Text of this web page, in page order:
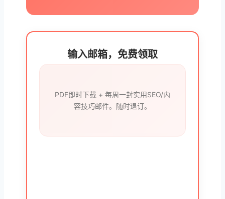
输入邮箱，免费领取
PDF即时下载 + 每周一封实用SEO/内
容技巧邮件。随时退订。